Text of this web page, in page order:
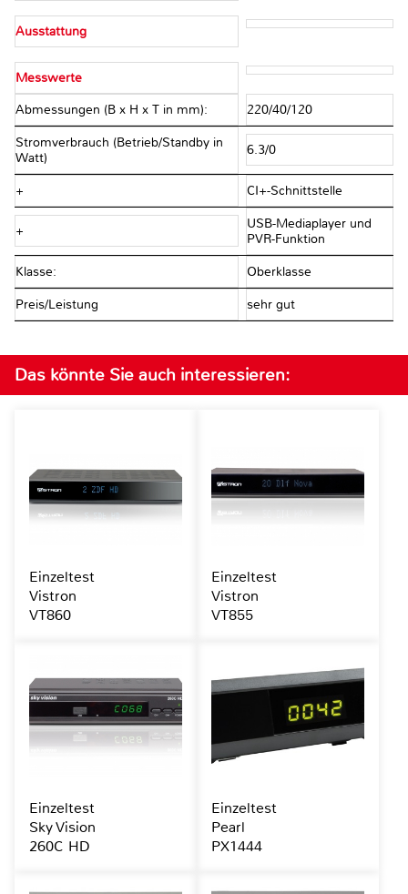
Ausstattung
Messwerte
Abmessungen (B x H x T in mm): 220/40/120
Stromverbrauch (Betrieb/Standby in
Watt)
6.3/0
+ CI+-Schnittstelle
+
USB-Mediaplayer und
PVR-Funktion
Klasse: Oberklasse
Preis/Leistung sehr gut
Das könnte Sie auch interessieren:
Einzeltest
Vistron
VT860
Einzeltest
Vistron
VT855
Einzeltest
Sky Vision
260C HD
Einzeltest
Pearl
PX1444